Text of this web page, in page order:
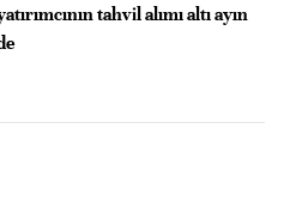
tahvil alımı altı ayın